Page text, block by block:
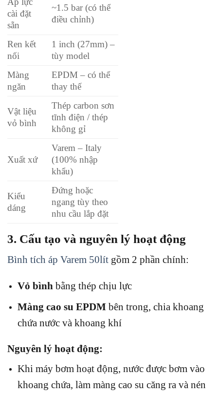
cài đặt
sẵn
~1.5 bar (có thể
điều chỉnh)
Ren kết
nối
1 inch (27mm) –
tùy model
Màng
ngăn
EPDM – có thể
thay thế
Vật liệu
vỏ bình
Thép carbon sơn
tĩnh điện / thép
không gỉ
Xuất xứ
Varem – Italy
(100% nhập
khẩu)
Kiểu
dáng
Đứng hoặc
ngang tùy theo
nhu cầu lắp đặt
3. Cấu tạo và nguyên lý hoạt động
Bình tích áp Varem 50lít gồm 2 phần chính:
Vỏ bình bằng thép chịu lực
Màng cao su EPDMbên trong, chia khoang
chứa nước và khoang khí
Nguyên lý hoạt động:
Khi máy bơm hoạt động, nước được bơm vào
khoang chứa, làm màng cao su căng ra và nén